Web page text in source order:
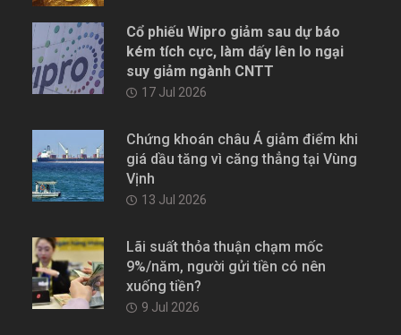
Cổ phiếu Wipro giảm sau dự báo
kém tích cực, làm dấy lên lo ngại
suy giảm ngành CNTT
17 Jul 2026
Chứng khoán châu Á giảm điểm khi
giá dầu tăng vì căng thẳng tại Vùng
Vịnh
13 Jul 2026
Lãi suất thỏa thuận chạm mốc
9%/năm, người gửi tiền có nên
xuống tiền?
9 Jul 2026